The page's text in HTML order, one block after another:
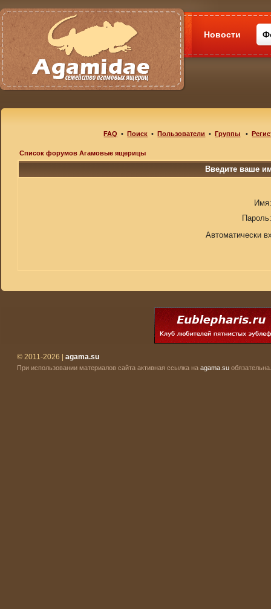
Новости
FAQ •Поиск •Пользователи •Группы •
Список форумов Агамовые ящерицы
Введите ваше
Имя:
Пароль:
Автоматически
© 2011-2026 | agama.su
При использовании материалов сайта активная ссылка на agama.su обязательна.